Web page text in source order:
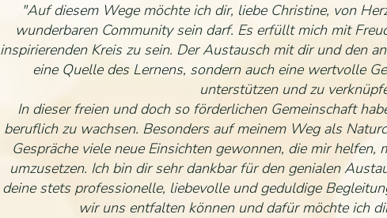
"Auf diesem Wege möchte ich dir, liebe Christine, von
wunderbaren Community sein darf. Es erfüllt mich mit
inspirierenden Kreis zu sein. Der Austausch mit dir und den
eine Quelle des Lernens, sondern auch eine wertvolle
unterstützen und zu
In dieser freien und doch so förderlichen Gemeinschaft
beruflich zu wachsen. Besonders auf meinem Weg als
Gespräche viele neue Einsichten gewonnen, die mir helfen,
umzusetzen. Ich bin dir sehr dankbar für den genialen
deine stets professionelle, liebevolle und geduldige
wir uns entfalten können und dafür möchte ich